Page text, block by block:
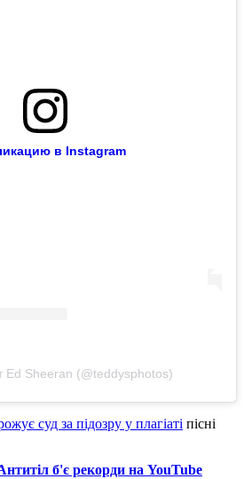
в Instagram
Ed Sheeran (@teddysphotos)
суд за підозру у плагіаті пісні
б'є рекорди на YouTube